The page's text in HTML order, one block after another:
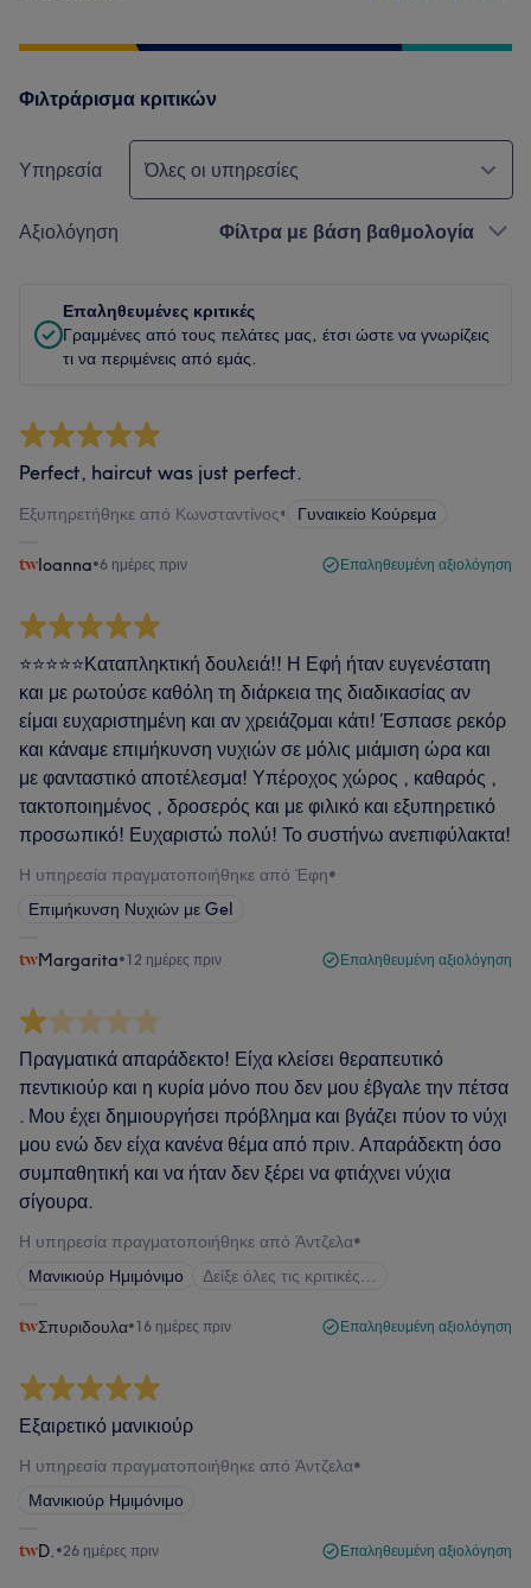
Φιλτράρισμα κριτικών
Υπηρεσία Όλες οι υπηρεσίες
Αξιολόγηση Φίλτρα με βάση βαθμολογία
Επαληθευμένες κριτικές
Γραμμένες από τους πελάτες μας, έτσι ώστε να γνωρίζεις
τι να περιμένεις από εμάς.
Perfect, haircut was just perfect.
Εξυπηρετήθηκε από Κωνσταντίνος• Γυναικείο Κούρεμα
Ioanna•6 ημέρες πριν Επαληθευμένη αξιολόγηση
⭐️⭐️⭐️⭐️⭐️Καταπληκτική δουλειά!! Η Εφή ήταν ευγενέστατη
και με ρωτούσε καθόλη τη διάρκεια της διαδικασίας αν
είμαι ευχαριστημένη και αν χρειάζομαι κάτι! Έσπασε ρεκόρ
και κάναμε επιμήκυνση νυχιών σε μόλις μιάμιση ώρα και
με φανταστικό αποτέλεσμα! Υπέροχος χώρος , καθαρός ,
τακτοποιημένος , δροσερός και με φιλικό και εξυπηρετικό
προσωπικό! Ευχαριστώ πολύ! Το συστήνω ανεπιφύλακτα!
Η υπηρεσία πραγματοποιήθηκε από Έφη•
Επιμήκυνση Νυχιών με Gel
Margarita•12 ημέρες πριν Επαληθευμένη αξιολόγηση
Πραγματικά απαράδεκτο! Είχα κλείσει θεραπευτικό
πεντικιούρ και η κυρία μόνο που δεν μου έβγαλε την πέτσα
. Μου έχει δημιουργήσει πρόβλημα και βγάζει πύον το νύχι
μου ενώ δεν είχα κανένα θέμα από πριν. Απαράδεκτη όσο
συμπαθητική και να ήταν δεν ξέρει να φτιάχνει νύχια
σίγουρα.
Η υπηρεσία πραγματοποιήθηκε από Άντζελα•
Μανικιούρ Ημιμόνιμο
Δείξε όλες τις κριτικές…
Σπυριδουλα•16 ημέρες πριν Επαληθευμένη αξιολόγηση
Εξαιρετικό μανικιούρ
Η υπηρεσία πραγματοποιήθηκε από Άντζελα•
Μανικιούρ Ημιμόνιμο
D. •26 ημέρες πριν Επαληθευμένη αξιολόγηση